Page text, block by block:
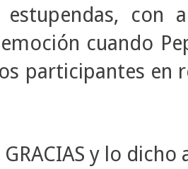
estupendas, con
cuando
participantes en
y lo dicho